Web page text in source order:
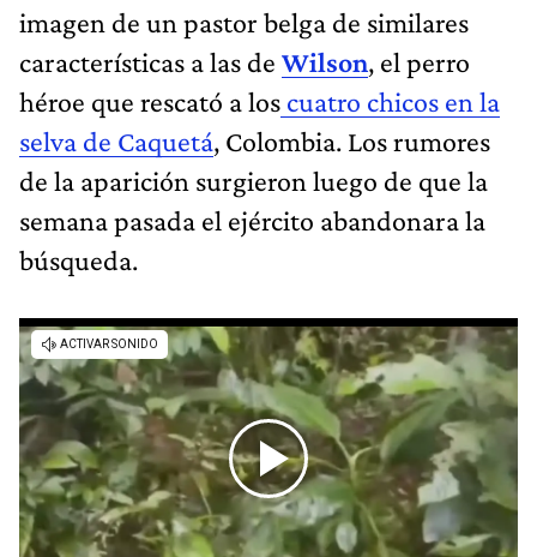
imagen de un pastor belga de similares
características a las de Wilson, el perro
héroe que rescató a los cuatro chicos en la
selva de Caquetá, Colombia. Los rumores
de la aparición surgieron luego de que la
semana pasada el ejército abandonara la
búsqueda.